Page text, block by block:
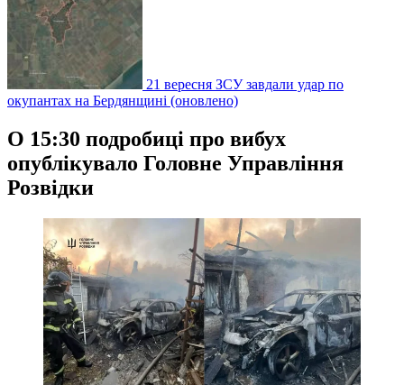
21 вересня ЗСУ завдали удар по
окупантах на Бердянщині (оновлено)
О 15:30 подробиці про вибух
опублікувало Головне Управління
Розвідки